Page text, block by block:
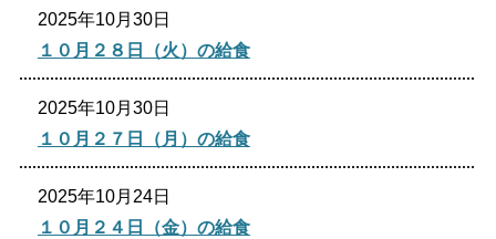
文字サイズ
色合い
白
2025年10月30日
１０月２８日（火）の給食
2025年10月30日
１０月２７日（月）の給食
2025年10月24日
１０月２４日（金）の給食